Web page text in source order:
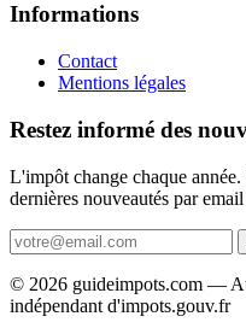
Informations
Contact
Mentions légales
Restez informé des
L'impôt change chaque
dernières nouveautés par email
© 2026 guideimpots.com —
indépendant d'impots.gouv.fr